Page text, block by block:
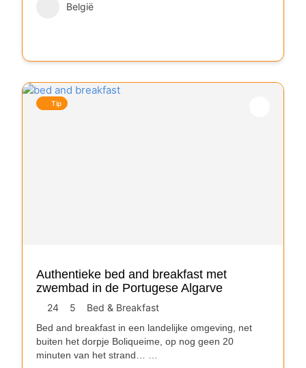
België
Tip
Authentieke bed and breakfast met
zwembad in de Portugese Algarve
24 5 Bed & Breakfast
Bed and breakfast in een landelijke omgeving, net
buiten het dorpje Boliqueime, op nog geen 20
minuten van het strand…